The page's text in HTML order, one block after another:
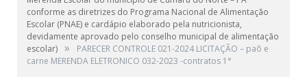
conforme as diretrizes do Programa Nacional de Alimentação
Escolar (PNAE) e cardápio elaborado pela nutricionista,
devidamente aprovado pelo conselho municipal de alimentação
escolar) »
PARECER CONTROLE 021-2024 LICITAÇÃO – paõ e
carne MERENDA ELETRONICO 032-2023 -contratos 1°